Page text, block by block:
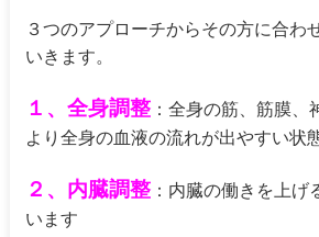
３つのアプローチからその方に合わ
いきます。
１、全身調整 ：全身の筋、筋膜、
より全身の血液の流れが出やすい状
２、内臓調整 ：内臓の働きを上げ
います